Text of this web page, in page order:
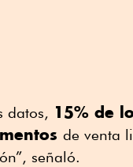
datos, 15% de
de venta
señaló.